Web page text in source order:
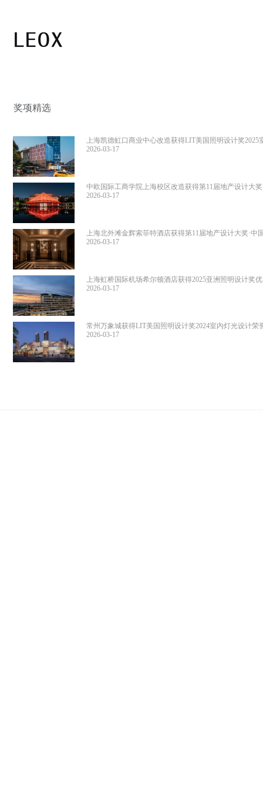
奖项精选
上海凯德虹口商业中心改造获得LIT美国照明设计奖2025
光设计荣誉提名
2026-03-17
中欧国际工商学院上海校区改造获得第11届地产设计大奖
优秀奖
2026-03-17
上海北外滩金辉索菲特酒店获得第11届地产设计大奖·中
奖
2026-03-17
上海虹桥国际机场希尔顿酒店获得2025亚洲照明设计奖
奖
2026-03-17
常州万象城获得LIT美国照明设计奖2024室内灯光设计荣
名，第11届地产设计大奖·中国优秀奖
2026-03-17